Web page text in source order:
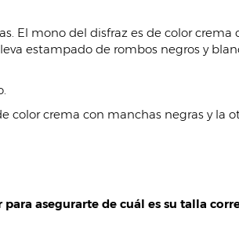
El mono del disfraz es de color crema
estampado de rombos negros y
crema con manchas negras y la
asegurarte de cuál es su talla